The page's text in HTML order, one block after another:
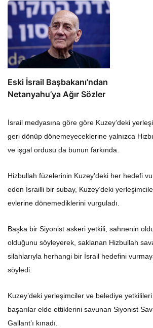
Eski İsrail Başbakanı’ndan
Netanyahu’ya Ağır Sözler
İsrail medyasına göre göre Kuzey’deki
geri dönüp dönemeyeceklerine yalnızca
ve işgal ordusu da bunun farkında.
Hizbullah füzelerinin Kuzey’deki her hedefi
eden İsrailli bir subay, Kuzey’deki
evlerine dönemediklerini vurguladı.
Başka bir Siyonist askeri yetkili, sahnenin
olduğunu söyleyerek, saklanan Hizbullah
silahlarıyla herhangi bir İsrail hedefini
söyledi.
Kuzey’deki yerleşimciler ve belediye yetkilileri
başarılar elde ettiklerini savunan Siyonist
Gallant’ı kınadı.